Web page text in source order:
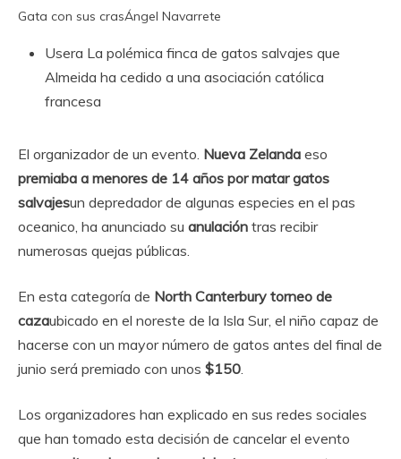
Gata con sus crasÁngel Navarrete
Usera La polémica finca de gatos salvajes que
Almeida ha cedido a una asociación católica
francesa
El organizador de un evento. Nueva Zelanda eso
premiaba a menores de 14 años por matar gatos
salvajesun depredador de algunas especies en el pas
oceanico, ha anunciado su anulación tras recibir
numerosas quejas públicas.
En esta categoría de North Canterbury torneo de
cazaubicado en el noreste de la Isla Sur, el niño capaz de
hacerse con un mayor número de gatos antes del final de
junio será premiado con unos $150.
Los organizadores han explicado en sus redes sociales
que han tomado esta decisión de cancelar el evento